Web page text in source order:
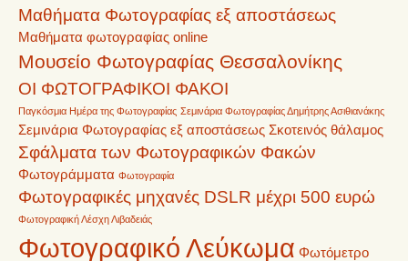
Μαθήματα Φωτογραφίας εξ αποστάσεως
Μαθήματα φωτογραφίας online
Μουσείο Φωτογραφίας Θεσσαλονίκης
ΟΙ ΦΩΤΟΓΡΑΦΙΚΟΙ ΦΑΚΟΙ
Παγκόσμια Ημέρα της Φωτογραφίας Σεμινάρια Φωτογραφίας Δημήτρης Ασιθιανάκης
Σεμινάρια Φωτογραφίας εξ αποστάσεως Σκοτεινός θάλαμος
Σφάλματα των Φωτογραφικών Φακών
Φωτογράμματα Φωτογραφία
Φωτογραφικές μηχανές DSLR μέχρι 500 ευρώ
Φωτογραφική Λέσχη Λιβαδειάς
Φωτογραφικό Λεύκωμα Φωτόμετρο